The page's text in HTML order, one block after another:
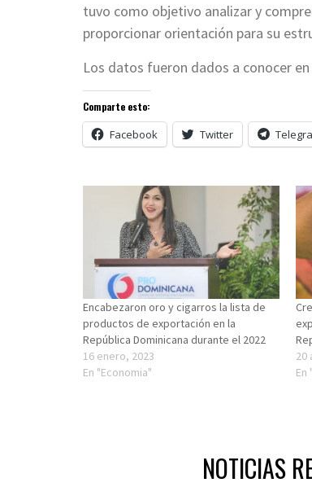
tuvo como objetivo analizar y
proporcionar orientación para su
Los datos fueron dados a conocer
Comparte esto:
Facebook Twitter
Encabezaron oro y cigarros la lista de
productos de exportación en la
República Dominicana durante el 2022
16 enero, 2023
En "Economia"
20
En
NOTICIAS